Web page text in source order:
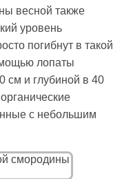
весной также
уровень
погибнут в такой
лопаты
см и глубиной в 40
с небольшим